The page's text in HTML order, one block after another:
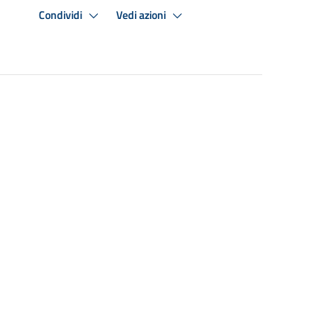
Condividi Vedi azioni